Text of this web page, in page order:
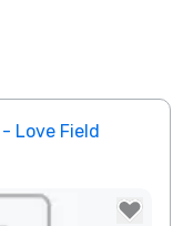
Love Field